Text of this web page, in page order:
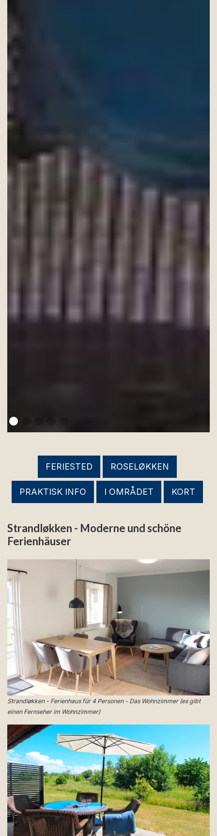
FERIESTED ROSELØKKEN
PRAKTISK INFO I OMRÅDET KORT
Strandløkken - Moderne und schöne
Ferienhäuser
Strandløkken - Ferienhaus für 4 Personen - Das Wohnzimmer (es gibt
einen Fernseher im Wohnzimmer)